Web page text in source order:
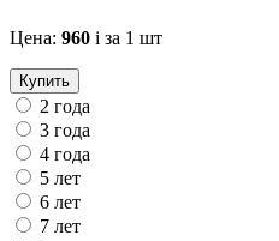
Цена: 960 i за 1 шт
Купить
2 года
3 года
4 года
5 лет
6 лет
7 лет